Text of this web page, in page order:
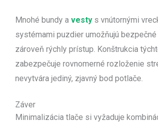
Mnohé bundy a vesty s vnútornými
systémami puzdier umožňujú
zároveň rýchly prístup. Konštrukcia
zabezpečuje rovnomerné rozloženie
nevytvára jediný, zjavný bod potlače.
Záver
Minimalizácia tlače si vyžaduje